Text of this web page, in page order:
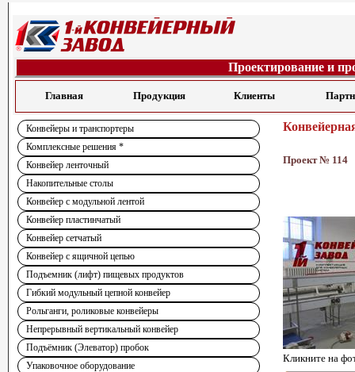
Проектирование и
Главная Продукция Клиенты
Конвейеры и транспортеры
Комплексные решения *
Конвейер ленточный
Накопительные столы
Конвейер с модульной лентой
Конвейер пластинчатый
Конвейер сетчатый
Конвейер с ящичной цепью
Подъемник (лифт) пищевых продуктов
Гибкий модульный цепной конвейер
Рольганги, роликовые конвейеры
Непрерывный вертикальный конвейер
Подъёмник (Элеватор) пробок
Упаковочное оборудование
Проект № 114
Кликните на